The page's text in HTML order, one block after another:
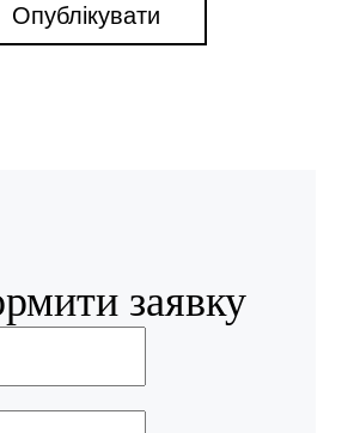
Опублікувати
заявку